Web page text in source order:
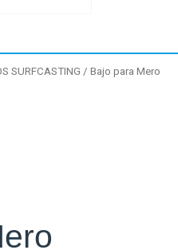
SURFCASTING / Bajo para Mero